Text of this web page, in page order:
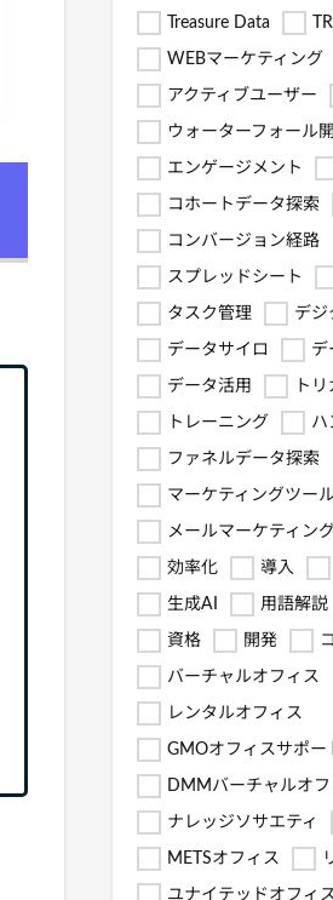
Treasure Data
WEBマーケティング
アクティブユーザー
ウォーターフォール
エンゲージメント
コホートデータ探索
コンバージョン経路
スプレッドシート
タスク管理 デジ
データサイロ デ
データ活用 ト
トレーニング ハ
ファネルデータ探索
マーケティングツール
メールマーケティング
効率化 導入
生成AI 用語解説
資格 開発
バーチャルオフィス
レンタルオフィス
GMOオフィスサポー
DMMバーチャルオフ
ナレッジソサエティ
METSオフィス
ユナイテッドオフィ